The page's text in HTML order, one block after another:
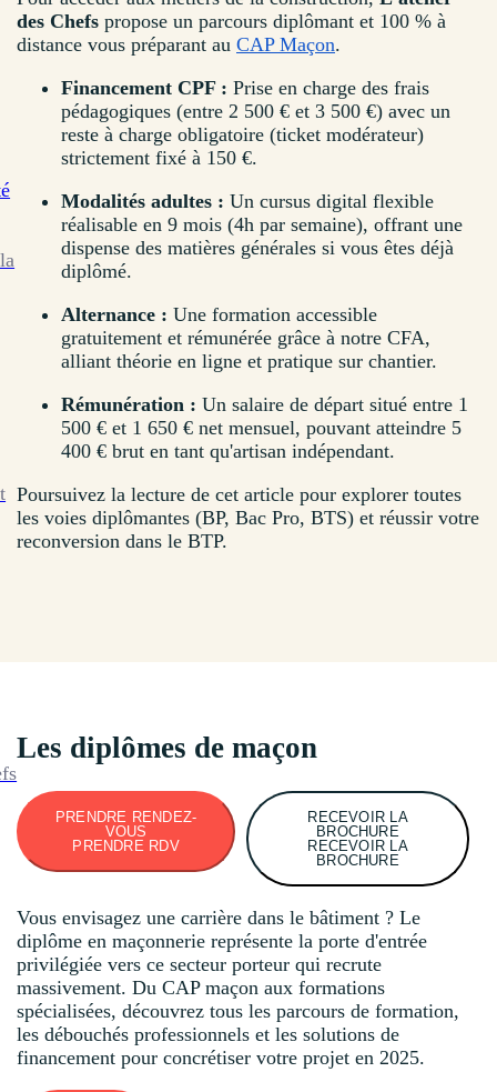
des Chefs propose un parcours diplômant et 100 % à
distance vous préparant au CAP Maçon.
Financement CPF : Prise en charge des frais
pédagogiques (entre 2 500 € et 3 500 €) avec un
reste à charge obligatoire (ticket modérateur)
strictement fixé à 150 €.
Modalités adultes : Un cursus digital flexible
réalisable en 9 mois (4h par semaine), offrant une
dispense des matières générales si vous êtes déjà
diplômé.
Alternance : Une formation accessible
gratuitement et rémunérée grâce à notre CFA,
alliant théorie en ligne et pratique sur chantier.
Rémunération : Un salaire de départ situé entre 1
500 € et 1 650 € net mensuel, pouvant atteindre 5
400 € brut en tant qu'artisan indépendant.
Poursuivez la lecture de cet article pour explorer toutes
les voies diplômantes (BP, Bac Pro, BTS) et réussir votre
reconversion dans le BTP.
Les diplômes de maçon
PRENDRE RENDEZ-
VOUS
PRENDRE RDV
RECEVOIR LA
BROCHURE
RECEVOIR LA
BROCHURE
Vous envisagez une carrière dans le bâtiment ? Le
diplôme en maçonnerie représente la porte d'entrée
privilégiée vers ce secteur porteur qui recrute
massivement. Du CAP maçon aux formations
spécialisées, découvrez tous les parcours de formation,
les débouchés professionnels et les solutions de
financement pour concrétiser votre projet en 2025.